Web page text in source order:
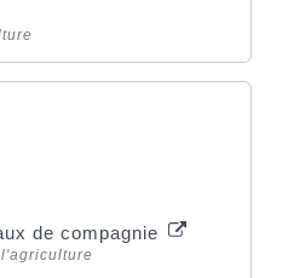
de compagnie